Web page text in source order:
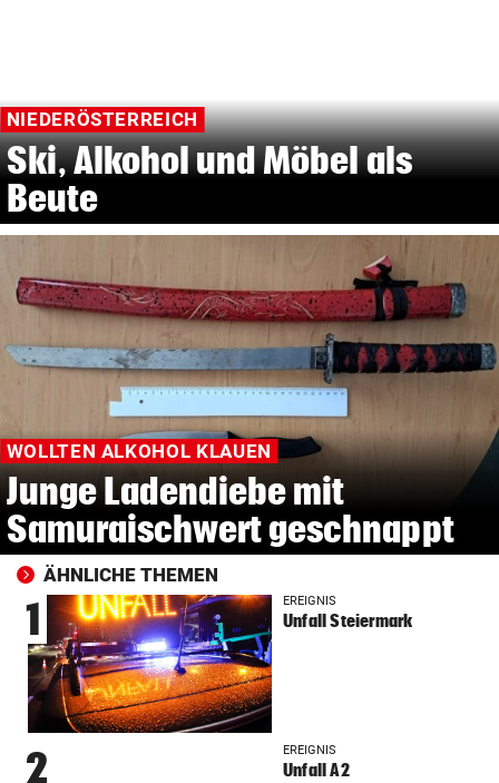
NIEDERÖSTERREICH
Ski, Alkohol und Möbel als
Beute
WOLLTEN ALKOHOL KLAUEN
Junge Ladendiebe mit
Samuraischwert geschnappt
ÄHNLICHE THEMEN
1 EREIGNIS
Unfall Steiermark
2 EREIGNIS
Unfall A2